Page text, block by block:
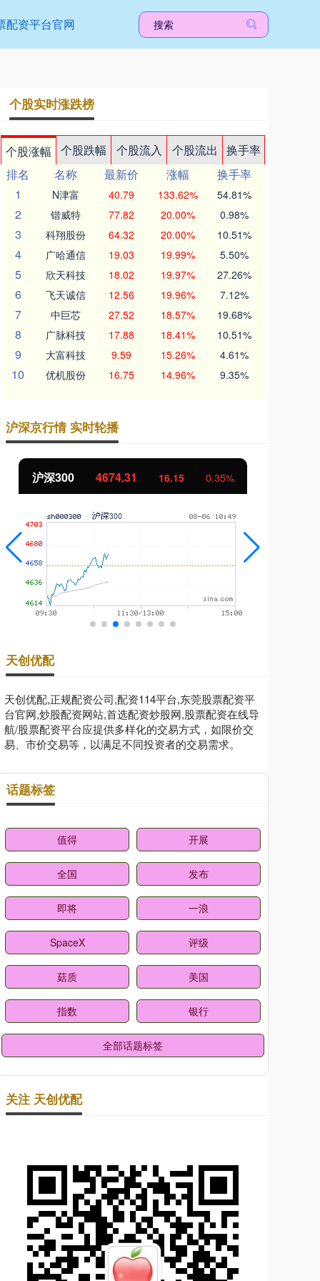
配资平台官网
个股实时涨跌榜
个股涨幅 个股跌幅 个股流入 个股流出
换手率
排名
名称 最新价 涨幅
换手率
1
N津富 40.79 133.62% 54.81%
2 锴威特 77.82 20.00% 0.98%
3 科翔股份 64.32 20.00% 10.51%
4 广哈通信 19.03 19.99% 5.50%
5 欣天科技 18.02 19.97% 27.26%
6 飞天诚信 12.56 19.96% 7.12%
7 中巨芯 27.52 18.57% 19.68%
8 广脉科技 17.88 18.41% 10.51%
9 大富科技 9.59 15.26% 4.61%
10 优机股份 16.75 14.96% 9.35%
沪深京行情 实时轮播
16.15 0.35% 北证50
天创优配
天创优配,正规配资公司,配资114平台,东莞股票配资平
台官网,炒股配资网站,首选配资炒股网,股票配资在线导
航/股票配资平台应提供多样化的交易方式，如限价交
易、市价交易等，以满足不同投资者的交易需求。
话题标签
值得 开展
全国 发布
即将 一浪
SpaceX 评级
菇质 美国
指数 银行
全部话题标签
关注 天创优配